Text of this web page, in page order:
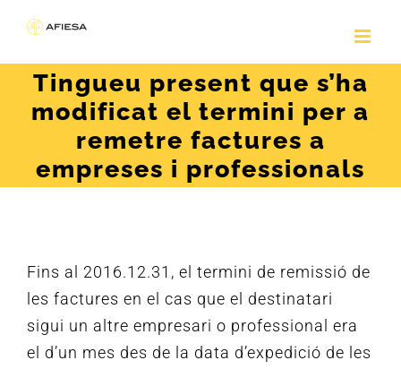
content
Tingueu present que s’ha
modificat el termini per a
remetre factures a
empreses i professionals
Fins al 2016.12.31, el termini de remissió de
les factures en el cas que el destinatari
sigui un altre empresari o professional era
el d’un mes des de la data d’expedició de les